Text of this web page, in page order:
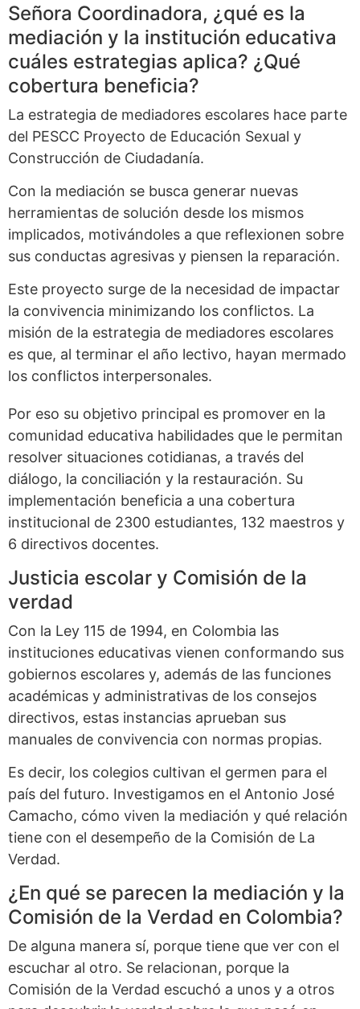
Señora Coordinadora, ¿qué es la
mediación y la institución educativa
cuáles estrategias aplica? ¿Qué
cobertura beneficia?
La estrategia de mediadores escolares hace parte
del PESCC Proyecto de Educación Sexual y
Construcción de Ciudadanía.
Con la mediación se busca generar nuevas
herramientas de solución desde los mismos
implicados, motivándoles a que reflexionen sobre
sus conductas agresivas y piensen la reparación.
Este proyecto surge de la necesidad de impactar
la convivencia minimizando los conflictos. La
misión de la estrategia de mediadores escolares
es que, al terminar el año lectivo, hayan mermado
los conflictos interpersonales.
Por eso su objetivo principal es promover en la
comunidad educativa habilidades que le permitan
resolver situaciones cotidianas, a través del
diálogo, la conciliación y la restauración. Su
implementación beneficia a una cobertura
institucional de 2300 estudiantes, 132 maestros y
6 directivos docentes.
Justicia escolar y Comisión de la
verdad
Con la Ley 115 de 1994, en Colombia las
instituciones educativas vienen conformando sus
gobiernos escolares y, además de las funciones
académicas y administrativas de los consejos
directivos, estas instancias aprueban sus
manuales de convivencia con normas propias.
Es decir, los colegios cultivan el germen para el
país del futuro. Investigamos en el Antonio José
Camacho, cómo viven la mediación y qué relación
tiene con el desempeño de la Comisión de La
Verdad.
¿En qué se parecen la mediación y la
Comisión de la Verdad en Colombia?
De alguna manera sí, porque tiene que ver con el
escuchar al otro. Se relacionan, porque la
Comisión de la Verdad escuchó a unos y a otros